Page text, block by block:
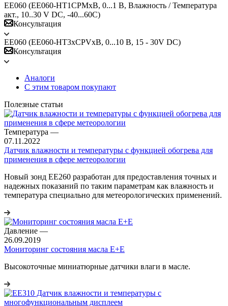
EE060 (EE060-HT1CPMxB, 0...1 В, Влажность / Температура
акт., 10..30 V DC, -40...60C)
Консультация
EE060 (EE060-HT3xCPVxB, 0...10 В, 15 - 30V DC)
Консультация
Аналоги
С этим товаром покупают
Полезные статьи
Температура —
07.11.2022
Датчик влажности и температуры с функцией обогрева для
применения в сфере метеорологии
Новый зонд EE260 разработан для предоставления точных и
надежных показаний по таким параметрам как влажность и
температура специально для метеорологических применений.
Давление —
26.09.2019
Мониторинг состояния масла E+E
Высокоточные миниатюрные датчики влаги в масле.